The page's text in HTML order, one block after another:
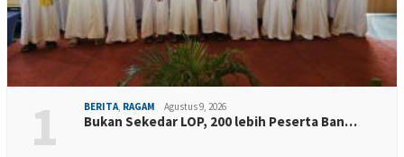
1 BERITA RAGAM Agustus 9, 2026
Bukan Sekedar LOP, 200 lebih Peserta Ban…